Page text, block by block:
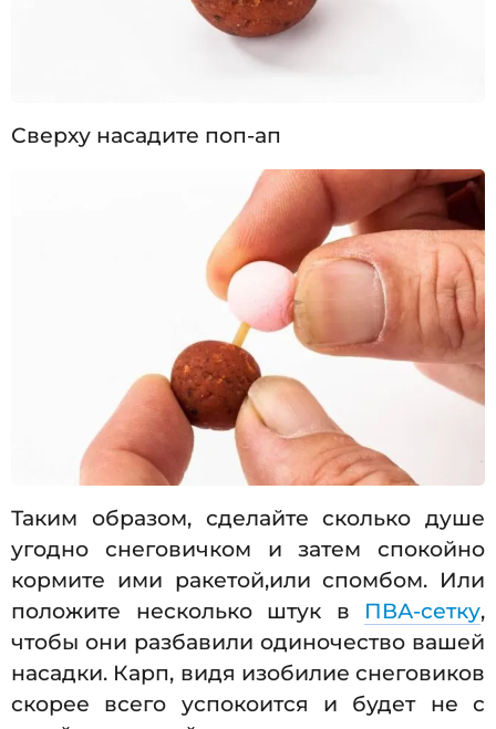
Сверху насадите поп-ап
Таким образом, сделайте сколько душе
угодно снеговичком и затем спокойно
кормите ими ракетой,или спомбом. Или
положите несколько штук в ПВА-сетку,
чтобы они разбавили одиночество вашей
насадки. Карп, видя изобилие снеговиков
скорее всего успокоится и будет не с